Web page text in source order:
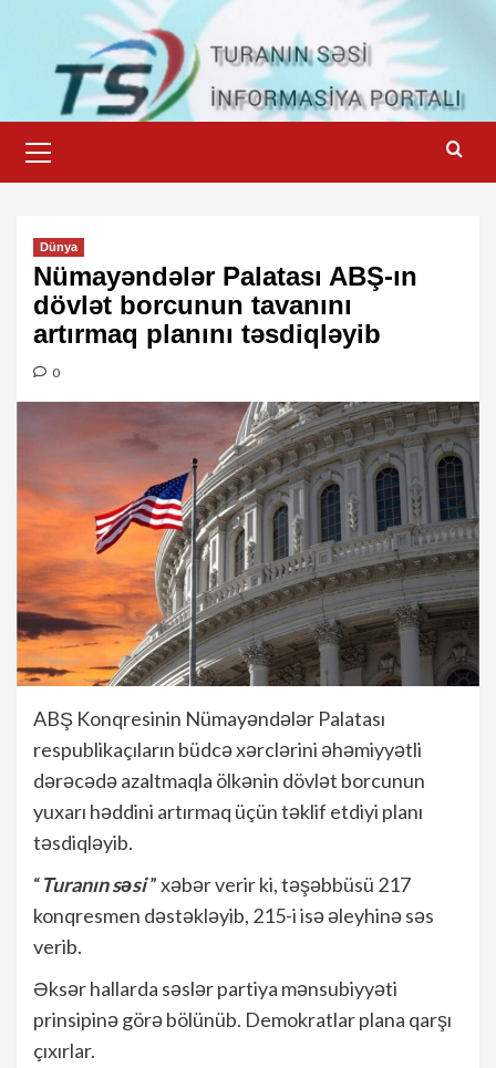
content
Menu
Dünya
Nümayəndələr Palatası ABŞ-ın
dövlət borcunun tavanını
artırmaq planını təsdiqləyib
0
ABŞ Konqresinin Nümayəndələr Palatası
respublikaçıların büdcə xərclərini əhəmiyyətli
dərəcədə azaltmaqla ölkənin dövlət borcunun
yuxarı həddini artırmaq üçün təklif etdiyi planı
təsdiqləyib.
“Turanın səsi” xəbər verir ki, təşəbbüsü 217
konqresmen dəstəkləyib, 215-i isə əleyhinə səs
verib.
Əksər hallarda səslər partiya mənsubiyyəti
prinsipinə görə bölünüb. Demokratlar plana qarşı
çıxırlar.